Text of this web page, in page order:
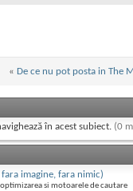
« De ce nu pot posta in The
în acest subiect. (0
imagine, fara nimic)
si motoarele de cautare